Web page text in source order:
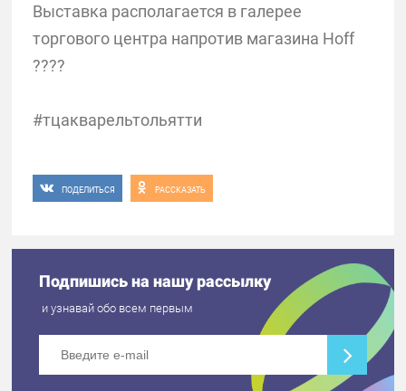
Выставка располагается в галерее
торгового центра напротив магазина Hoff
????
#тцакварельтольятти
ПОДЕЛИТЬСЯ РАССКАЗАТЬ
Подпишись на нашу рассылку
и узнавай обо всем первым